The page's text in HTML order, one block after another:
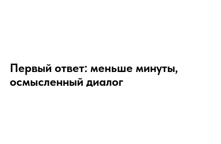
Первый ответ: меньше минуты,
осмысленный диалог